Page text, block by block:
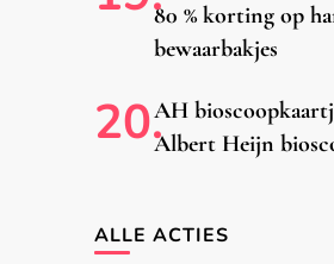
80 % korting op
bewaarbakjes
AH
Albert Heijn
ALLE ACTIES